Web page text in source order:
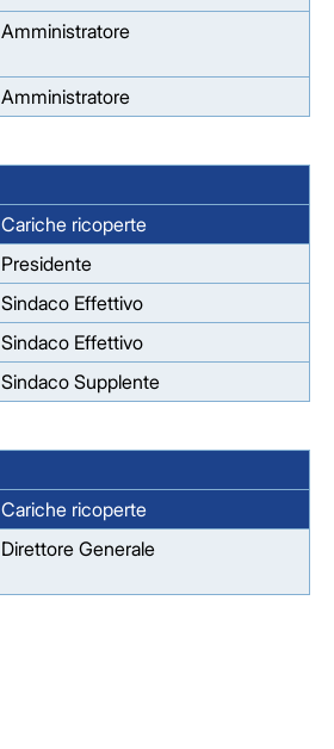
Amministratore
Amministratore
Cariche ricoperte
Presidente
Sindaco Effettivo
Sindaco Effettivo
Sindaco Supplente
Cariche ricoperte
Direttore Generale